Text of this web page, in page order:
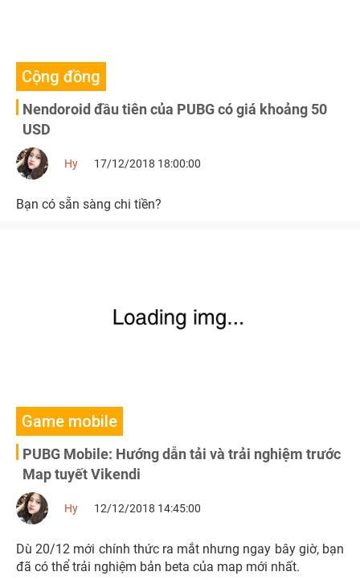
Cộng đồng
Nendoroid đầu tiên của PUBG có giá khoảng 50
USD
Hy 17/12/2018 18:00:00
Bạn có sẵn sàng chi tiền?
Game mobile
PUBG Mobile: Hướng dẫn tải và trải nghiệm trước
Map tuyết Vikendi
Hy 12/12/2018 14:45:00
Dù 20/12 mới chính thức ra mắt nhưng ngay bây giờ, bạn
đã có thể trải nghiệm bản beta của map mới nhất.